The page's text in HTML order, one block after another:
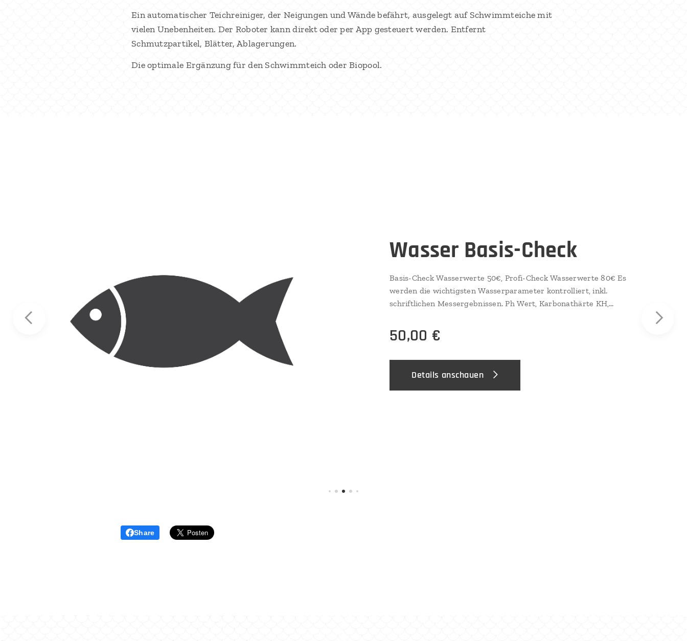
Ein automatischer Teichreiniger, der Neigungen und Wände befährt, ausgelegt auf Schwimmteiche mit
vielen Unebenheiten. Der Roboter kann direkt oder per App gesteuert werden. Entfernt
Schmutzpartikel, Blätter, Ablagerungen.
Die optimale Ergänzung für den Schwimmteich oder Biopool.
Wasser Basis-Check
Basis-Check Wasserwerte 50€, Profi-Check Wasserwerte 80€ Es
werden die wichtigsten Wasserparameter kontrolliert, inkl.
schriftlichen Messergebnissen. Ph Wert, Karbonathärte KH,
Tds, Temperatur
50,00 €
Details anschauen
Share